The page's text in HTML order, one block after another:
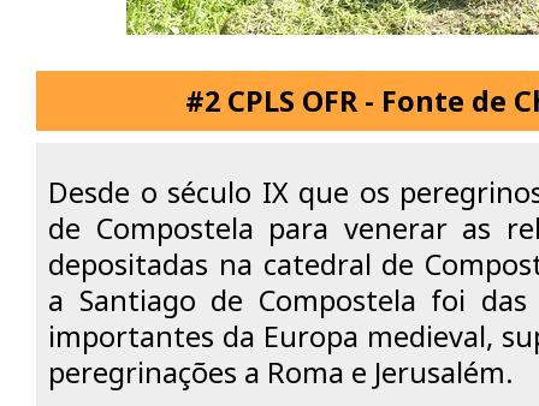
#2 CPLS OFR - Fonte de
Desde o século IX que os
de Compostela para venerar as
depositadas na catedral de
a Santiago de Compostela foi
importantes da Europa medieval,
peregrinações a Roma e Jerusalém.